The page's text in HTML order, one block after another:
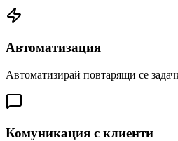
Автоматизация
Автоматизирай повтарящи се
Комуникация с клиенти